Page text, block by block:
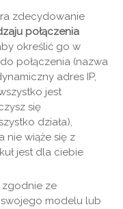
zdecydowanie
połączenia
określić go w
połączenia (nazwa
adres IP,
jest
się
działa),
nie wiąże się z
jest dla ciebie
zgodnie ze
modelu lub